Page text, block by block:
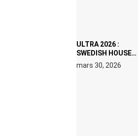
ULTRA 2026 :
SWEDISH HOUSE
MAFIA RETROUVE
ERIC PRYDZ DANS
mars 30, 2026